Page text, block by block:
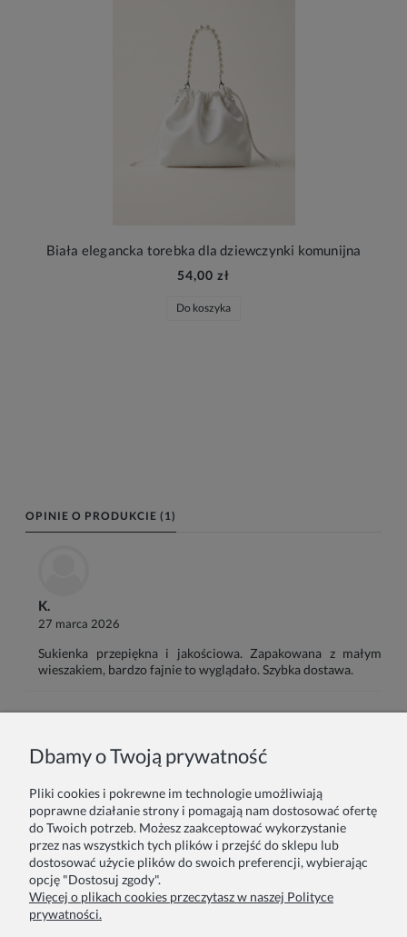
Biała elegancka torebka dla dziewczynki komunijna
54,00 zł
Do koszyka
OPINIE O PRODUKCIE (1)
K.
27 marca 2026
Sukienka przepiękna i jakościowa. Zapakowana z małym
wieszakiem, bardzo fajnie to wyglądało. Szybka dostawa.
Twoja opinia:
Dbamy o Twoją prywatność
Pliki cookies i pokrewne im technologie umożliwiają
poprawne działanie strony i pomagają nam dostosować ofertę
do Twoich potrzeb. Możesz zaakceptować wykorzystanie
przez nas wszystkich tych plików i przejść do sklepu lub
dostosować użycie plików do swoich preferencji, wybierając
opcję "Dostosuj zgody".
Więcej o plikach cookies przeczytasz w naszej Polityce
prywatności.